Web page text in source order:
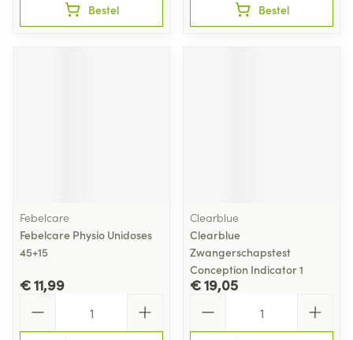
Bestel Bestel
Febelcare
Febelcare Physio Unidoses
45+15
€ 11,99
Clearblue
Clearblue
Zwangerschapstest
Conception Indicator 1
€ 19,05